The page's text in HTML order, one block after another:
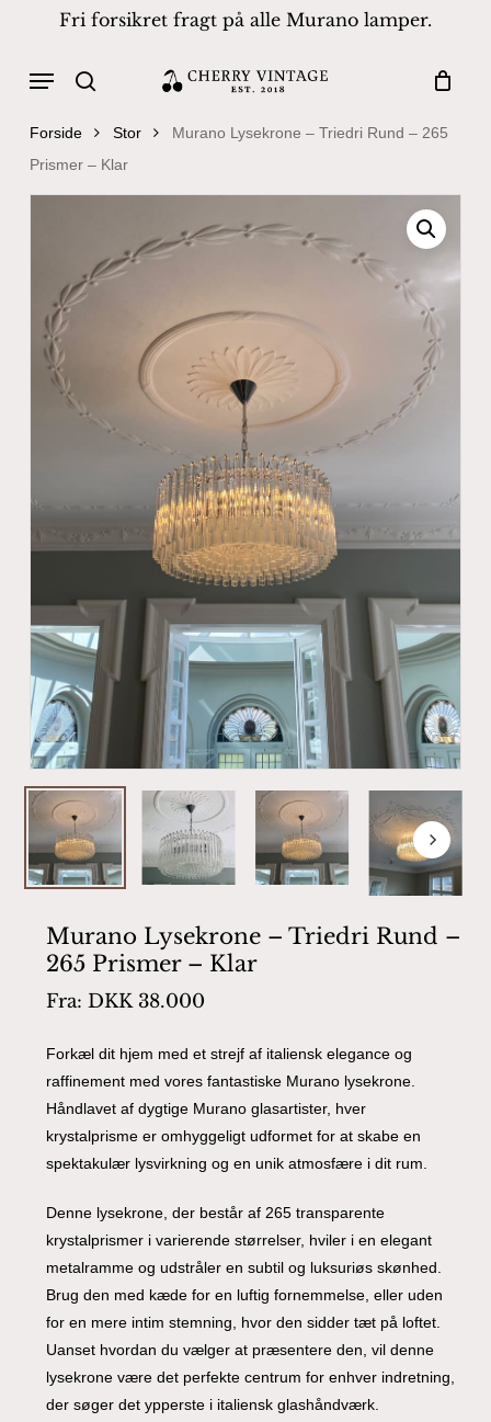
content
Fri forsikret fragt på alle Murano lamper.
Productssearch
Menu
Forside Stor
Murano Lysekrone – Triedri Rund – 265
Prismer – Klar
Murano Lysekrone – Triedri Rund –
265 Prismer – Klar
Fra: DKK38.000
Forkæl dit hjem med et strejf af italiensk elegance og
raffinement med vores fantastiske Murano lysekrone.
Håndlavet af dygtige Murano glasartister, hver
krystalprisme er omhyggeligt udformet for at skabe en
spektakulær lysvirkning og en unik atmosfære i dit rum.
Denne lysekrone, der består af 265 transparente
krystalprismer i varierende størrelser, hviler i en elegant
metalramme og udstråler en subtil og luksuriøs skønhed.
Brug den med kæde for en luftig fornemmelse, eller uden
for en mere intim stemning, hvor den sidder tæt på loftet.
Uanset hvordan du vælger at præsentere den, vil denne
lysekrone være det perfekte centrum for enhver indretning,
der søger det ypperste i italiensk glashåndværk.